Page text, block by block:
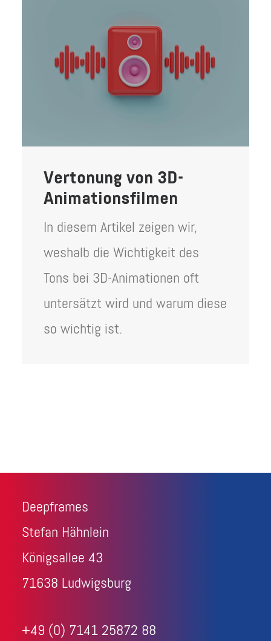
Vertonung von 3D-
Animationsfilmen
In diesem Artikel zeigen wir,
weshalb die Wichtigkeit des
Tons bei 3D-Animationen oft
untersätzt wird und warum diese
so wichtig ist.
Deepframes
Stefan Hähnlein
Königsallee 43
71638 Ludwigsburg
+49 (0) 7141 25872 88